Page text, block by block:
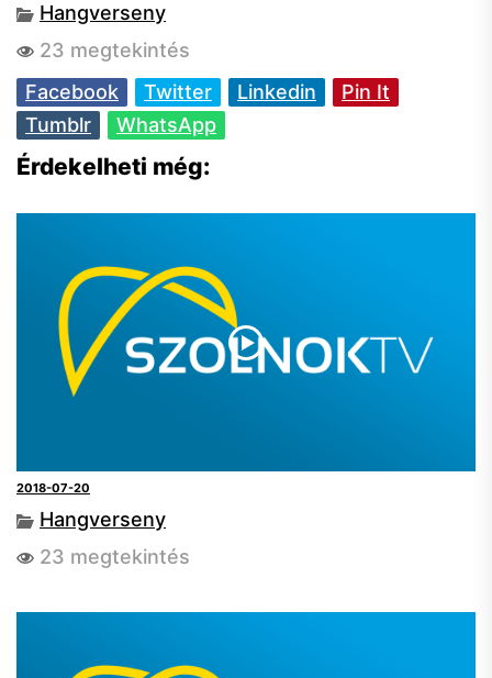
Hangverseny
23 megtekintés
Facebook
Twitter Linkedin
Pin It
Tumblr
WhatsApp
Érdekelheti még:
2018-07-20
Hangverseny
23 megtekintés